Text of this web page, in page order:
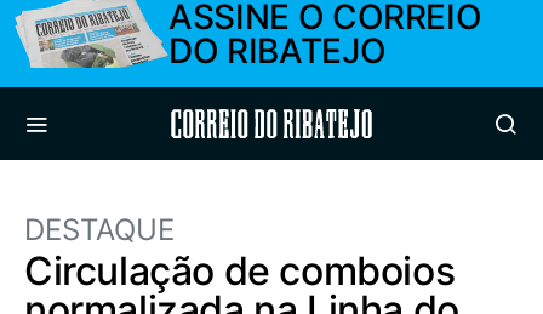
ASSINE O CORREIO
DO RIBATEJO
Correio do Ribatejo
DESTAQUE
Circulação de comboios